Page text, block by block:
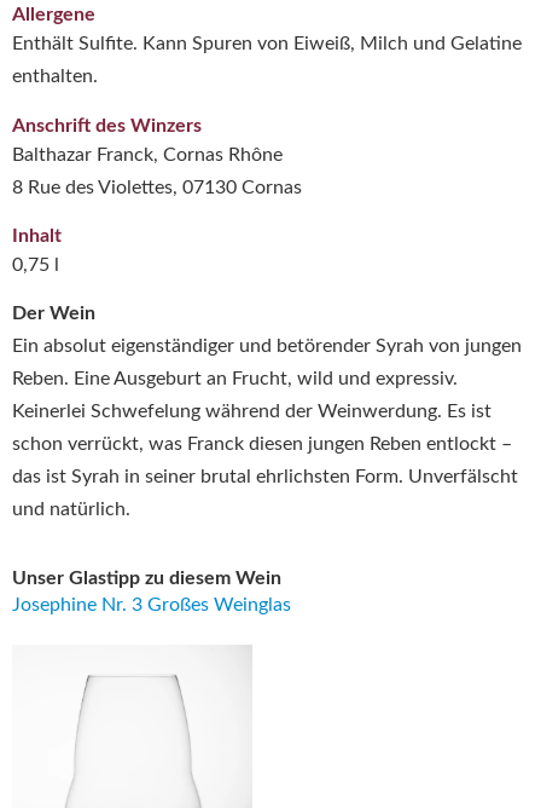
Der Wein
Ein absolut eigenständiger und betörender Syrah von jungen
Reben. Eine Ausgeburt an Frucht, wild und expressiv.
Keinerlei Schwefelung während der Weinwerdung. Es ist
schon verrückt, was Franck diesen jungen Reben entlockt –
das ist Syrah in seiner brutal ehrlichsten Form. Unverfälscht
und natürlich.
Unser Glastipp zu diesem Wein
Josephine Nr. 3 Großes Weinglas
Allergene
Enthält Sulfite. Kann Spuren von Eiweiß, Milch und Gelatine
enthalten.
Anschrift des Winzers
Balthazar Franck, Cornas Rhône
8 Rue des Violettes, 07130 Cornas
Inhalt
0,75 l